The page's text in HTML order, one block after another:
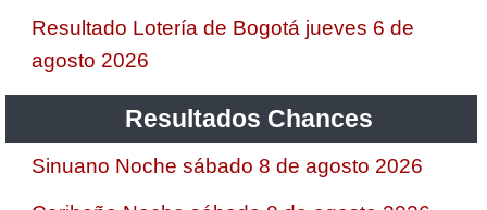
Resultado Lotería de Bogotá jueves 6 de
agosto 2026
Resultados Chances
Sinuano Noche sábado 8 de agosto 2026